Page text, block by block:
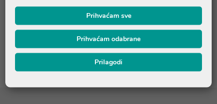
Recenzije
Prihvaćam sve
Prihvaćam odabrane
Prilagodi